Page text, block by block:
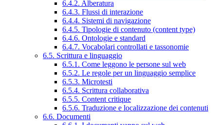
6.4.2. Alberatura
6.4.3. Flussi di interazione
6.4.4. Sistemi di navigazione
6.4.5. Tipologie di contenuto (content type)
6.4.6. Ontologie e standard
6.4.7. Vocabolari controllati e tassonomie
6.5. Scrittura e linguaggio
6.5.1. Come leggono le persone sul web
6.5.2. Le regole per un linguaggio semplice
6.5.3. Microtesti
6.5.4. Scrittura collaborativa
6.5.5. Content critique
6.5.6. Traduzione e localizzazione dei contenuti
6.6. Documenti